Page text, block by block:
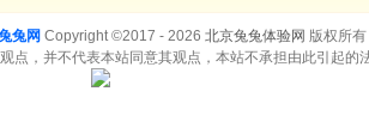
兔网 Copyright ©2017 - 2026 北京兔兔体验网 版权所有
点，并不代表本站同意其观点，本站不承担由此引起的